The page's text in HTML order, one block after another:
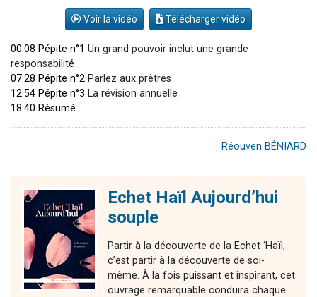
Voir la vidéo Télécharger vidéo
00:08 Pépite n°1 Un grand pouvoir inclut une grande
responsabilité
07:28 Pépite n°2 Parlez aux prêtres
12:54 Pépite n°3 La révision annuelle
18:40 Résumé
Réouven BÉNIARD
Echet Haïl Aujourd’hui
souple
Partir à la découverte de la Echet ‘Haïl,
c’est partir à la découverte de soi-
même. À la fois puissant et inspirant, cet
ouvrage remarquable conduira chaque